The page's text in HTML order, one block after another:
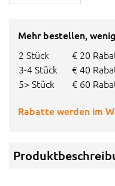
Mehr bestellen,
2 Stück
€ 20
3-4 Stück
€ 40
5> Stück
€ 60
Rabatte werden im